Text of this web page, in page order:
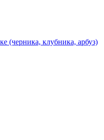
(черника, клубника, арбуз)